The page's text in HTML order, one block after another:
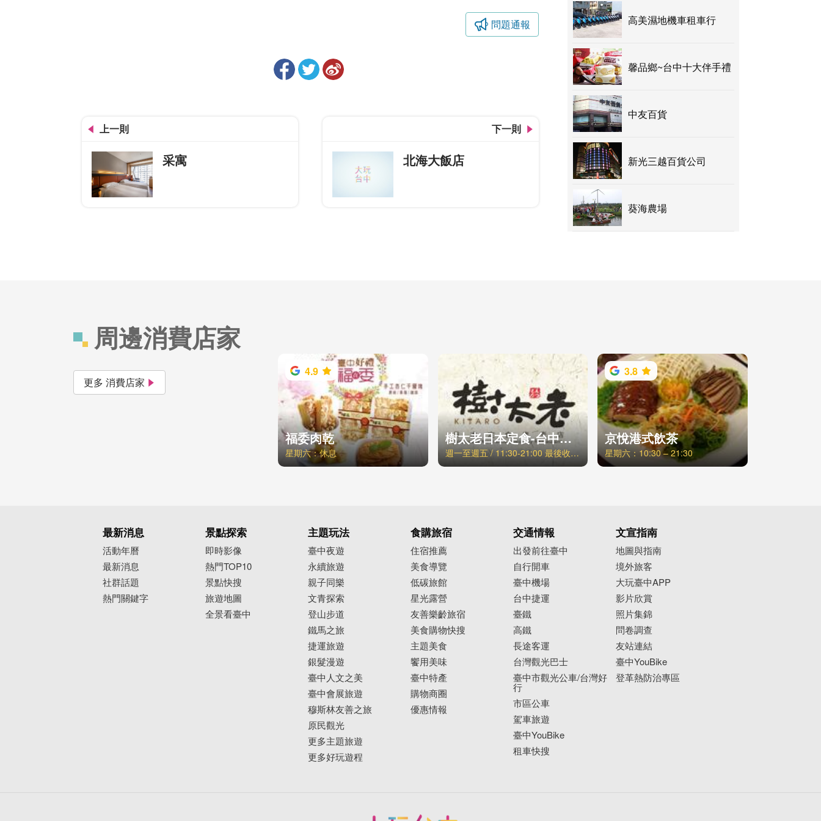
問題通報
上一則
采寓
下一則
北海大飯店
高美濕地機車租車行
馨品鄉~台中十大伴手禮
中友百貨
新光三越百貨公司
葵海農場
周邊消費店家
更多 消費店家
4.9
福委肉乾
星期六：休息
樹太老日本定食-台中文心店
週一至週五 / 11:30-21:00 最後收客時間20:30，週六日、例假日 / 11:00-21:30 最後收客時間21:00
3.8
京悅港式飲茶
星期六：10:30 – 21:30
最新消息
活動年曆
最新消息
社群話題
熱門關鍵字
景點探索
即時影像
熱門TOP10
景點快搜
旅遊地圖
全景看臺中
主題玩法
臺中夜遊
永續旅遊
親子同樂
文青探索
登山步道
鐵馬之旅
捷運旅遊
銀髮漫遊
臺中人文之美
臺中會展旅遊
穆斯林友善之旅
原民觀光
更多主題旅遊
更多好玩遊程
食購旅宿
住宿推薦
美食導覽
低碳旅館
星光露營
友善樂齡旅宿
美食購物快搜
主題美食
饗用美味
臺中特產
購物商圈
優惠情報
交通情報
出發前往臺中
自行開車
臺中機場
台中捷運
臺鐵
高鐵
長途客運
台灣觀光巴士
臺中市觀光公車/台灣好
行
市區公車
駕車旅遊
臺中YouBike
租車快搜
文宣指南
地圖與指南
境外旅客
大玩臺中APP
影片欣賞
照片集錦
問卷調查
友站連結
臺中YouBike
登革熱防治專區